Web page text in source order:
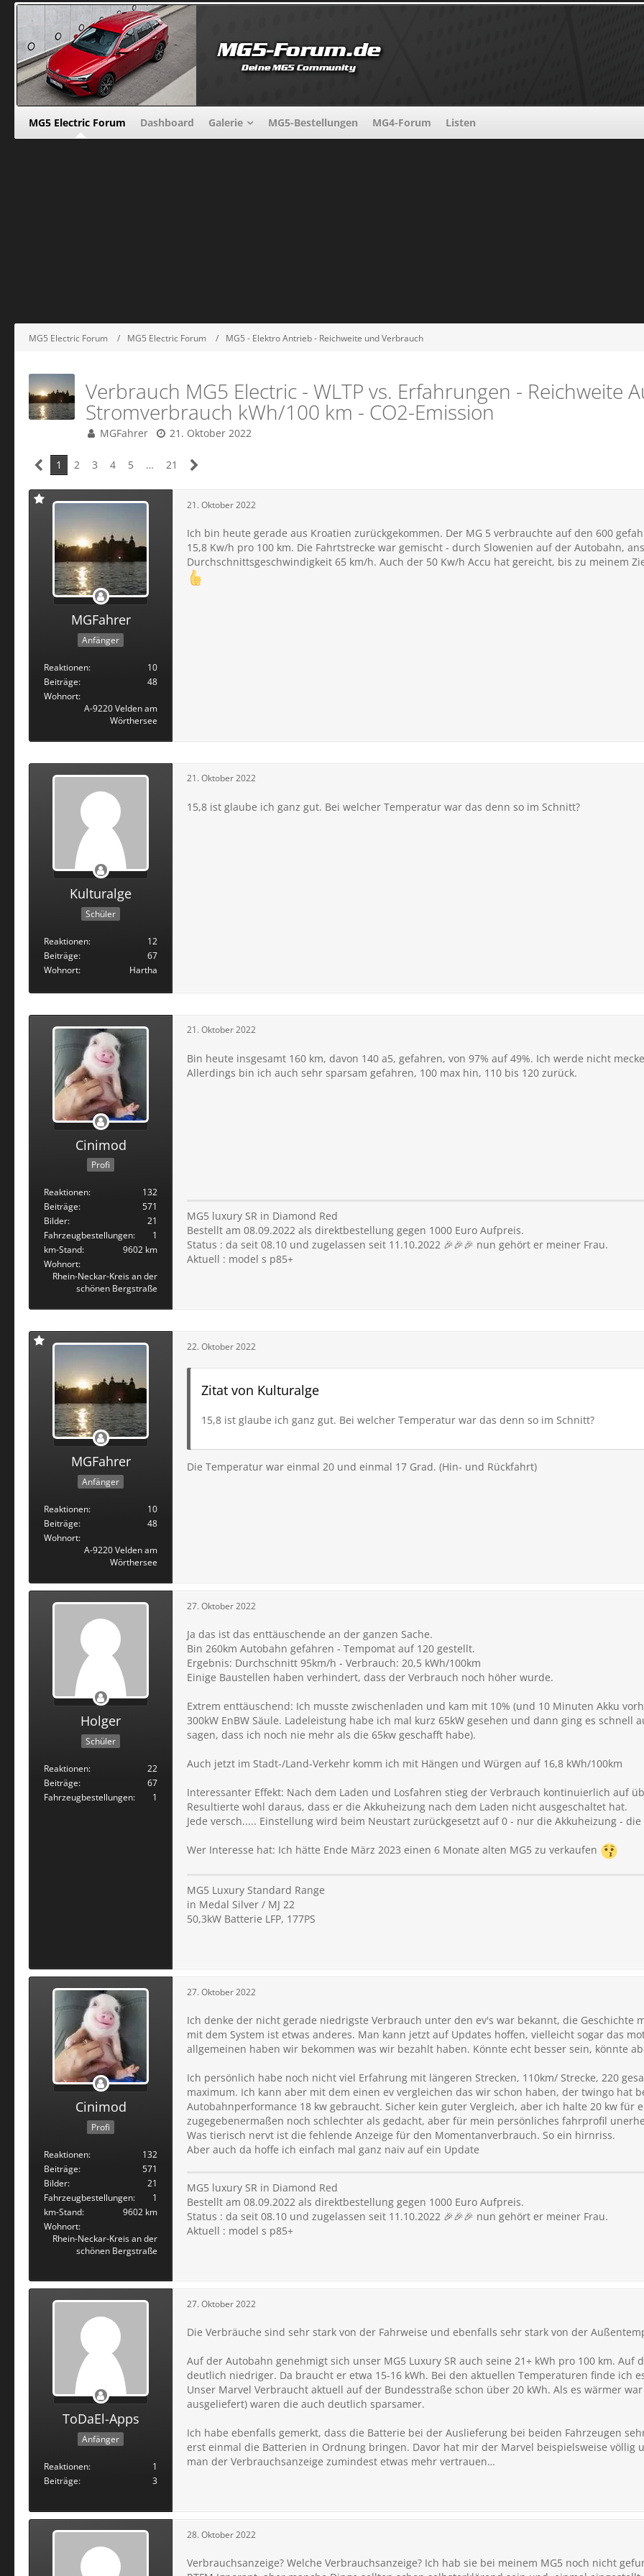
MG5 Electric Forum Dashboard Galerie MG5-Bestellungen MG4-Forum Listen
MG5 Electric Forum MG5 Electric Forum MG5 - Elektro Antrieb - Reichweite und Verbrauch
Verbrauch MG5 Electric - WLTP vs. Erfahrungen - Reichweite
Stromverbrauch kWh/100 km - CO2-Emission
MGFahrer 21. Oktober 2022
1 2 3 4 5 … 21
MGFahrer
Anfänger
Reaktionen
10
Beiträge
48
Wohnort
A-9220 Velden am
Wörthersee
21. Oktober 2022
Ich bin heute gerade aus Kroatien zurückgekommen. Der MG 5 verbrauchte auf den 600
15,8 Kw/h pro 100 km. Die Fahrtstrecke war gemischt - durch Slowenien auf der Autobahn,
Durchschnittsgeschwindigkeit 65 km/h. Auch der 50 Kw/h Accu hat gereicht, bis zu meinem
Kulturalge
Schüler
Reaktionen
12
Beiträge
67
Wohnort
Hartha
21. Oktober 2022
15,8 ist glaube ich ganz gut. Bei welcher Temperatur war das denn so im Schnitt?
Cinimod
Profi
Reaktionen
132
Beiträge
571
Bilder
21
Fahrzeugbestellungen
1
km-Stand
9602 km
Wohnort
Rhein-Neckar-Kreis an der
schönen Bergstraße
21. Oktober 2022
Bin heute insgesamt 160 km, davon 140 a5, gefahren, von 97% auf 49%. Ich werde nicht
Allerdings bin ich auch sehr sparsam gefahren, 100 max hin, 110 bis 120 zurück.
MG5 luxury SR in Diamond Red
Bestellt am 08.09.2022 als direktbestellung gegen 1000 Euro Aufpreis.
Status : da seit 08.10 und zugelassen seit 11.10.2022 🎉🎉🎉 nun gehört er meiner Frau.
Aktuell : model s p85+
MGFahrer
Anfänger
Reaktionen
10
Beiträge
48
Wohnort
A-9220 Velden am
Wörthersee
22. Oktober 2022
Zitat von Kulturalge
15,8 ist glaube ich ganz gut. Bei welcher Temperatur war das denn so im Schnitt?
Die Temperatur war einmal 20 und einmal 17 Grad. (Hin- und Rückfahrt)
Holger
Schüler
Reaktionen
22
Beiträge
67
Fahrzeugbestellungen
1
27. Oktober 2022
Ja das ist das enttäuschende an der ganzen Sache.
Bin 260km Autobahn gefahren - Tempomat auf 120 gestellt.
Ergebnis: Durchschnitt 95km/h - Verbrauch: 20,5 kWh/100km
Einige Baustellen haben verhindert, dass der Verbrauch noch höher wurde.
Extrem enttäuschend: Ich musste zwischenladen und kam mit 10% (und 10 Minuten Akku
300kW EnBW Säule. Ladeleistung habe ich mal kurz 65kW gesehen und dann ging es
sagen, dass ich noch nie mehr als die 65kw geschafft habe).
Auch jetzt im Stadt-/Land-Verkehr komm ich mit Hängen und Würgen auf 16,8 kWh/100km
Interessanter Effekt: Nach dem Laden und Losfahren stieg der Verbrauch kontinuierlich auf
Resultierte wohl daraus, dass er die Akkuheizung nach dem Laden nicht ausgeschaltet hat.
Jede versch..... Einstellung wird beim Neustart zurückgesetzt auf 0 - nur die Akkuheizung -
Wer Interesse hat: Ich hätte Ende März 2023 einen 6 Monate alten MG5 zu verkaufen
MG5 Luxury Standard Range
in Medal Silver / MJ 22
50,3kW Batterie LFP, 177PS
Cinimod
Profi
Reaktionen
132
Beiträge
571
Bilder
21
Fahrzeugbestellungen
1
km-Stand
9602 km
Wohnort
Rhein-Neckar-Kreis an der
schönen Bergstraße
27. Oktober 2022
Ich denke der nicht gerade niedrigste Verbrauch unter den ev's war bekannt, die Geschichte
mit dem System ist etwas anderes. Man kann jetzt auf Updates hoffen, vielleicht sogar das
allgemeinen haben wir bekommen was wir bezahlt haben. Könnte echt besser sein, könnte
Ich persönlich habe noch nicht viel Erfahrung mit längeren Strecken, 110km/ Strecke, 220
maximum. Ich kann aber mit dem einen ev vergleichen das wir schon haben, der twingo hat
Autobahnperformance 18 kw gebraucht. Sicher kein guter Vergleich, aber ich halte 20 kw für
zugegebenermaßen noch schlechter als gedacht, aber für mein persönliches fahrprofil
Was tierisch nervt ist die fehlende Anzeige für den Momentanverbrauch. So ein hirnriss.
Aber auch da hoffe ich einfach mal ganz naiv auf ein Update
MG5 luxury SR in Diamond Red
Bestellt am 08.09.2022 als direktbestellung gegen 1000 Euro Aufpreis.
Status : da seit 08.10 und zugelassen seit 11.10.2022 🎉🎉🎉 nun gehört er meiner Frau.
Aktuell : model s p85+
ToDaEl-Apps
Anfänger
Reaktionen
1
Beiträge
3
27. Oktober 2022
Die Verbräuche sind sehr stark von der Fahrweise und ebenfalls sehr stark von der
Auf der Autobahn genehmigt sich unser MG5 Luxury SR auch seine 21+ kWh pro 100 km. Auf
deutlich niedriger. Da braucht er etwa 15-16 kWh. Bei den aktuellen Temperaturen finde ich
Unser Marvel Verbraucht aktuell auf der Bundesstraße schon über 20 kWh. Als es wärmer
ausgeliefert) waren die auch deutlich sparsamer.
Ich habe ebenfalls gemerkt, dass die Batterie bei der Auslieferung bei beiden Fahrzeugen
erst einmal die Batterien in Ordnung bringen. Davor hat mir der Marvel beispielsweise völlig
man der Verbrauchsanzeige zumindest etwas mehr vertrauen…
28. Oktober 2022
Verbrauchsanzeige? Welche Verbrauchsanzeige? Ich hab sie bei meinem MG5 noch nicht